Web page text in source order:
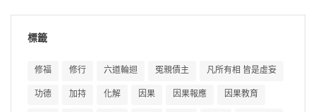
標籤
修福 修行 六道輪迴 冤親債主 凡所有相 皆是虛妄
功德 加持 化解 因果 因果報應 因果教育